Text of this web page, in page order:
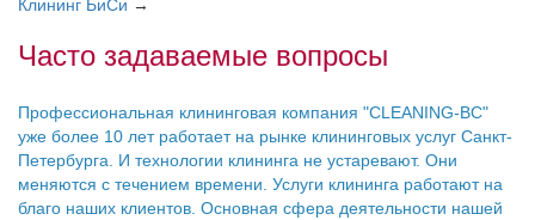
Клининг БиСи →
Часто задаваемые вопросы
Профессиональная клининговая компания "CLEANING-BC"
уже более 10 лет работает на рынке клининговых услуг Санкт-
Петербурга. И технологии клининга не устаревают. Они
меняются с течением времени. Услуги клининга работают на
благо наших клиентов. Основная сфера деятельности нашей